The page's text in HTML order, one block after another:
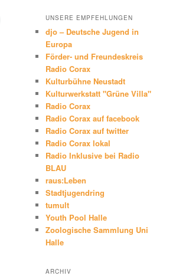
UNSERE EMPFEHLUNGEN
djo – Deutsche Jugend in
Europa
Förder- und Freundeskreis
Radio Corax
Kulturbühne Neustadt
Kulturwerkstatt "Grüne Villa"
Radio Corax
Radio Corax auf facebook
Radio Corax auf twitter
Radio Corax lokal
Radio Inklusive bei Radio
BLAU
raus:Leben
Stadtjugendring
tumult
Youth Pool Halle
Zoologische Sammlung Uni
Halle
ARCHIV